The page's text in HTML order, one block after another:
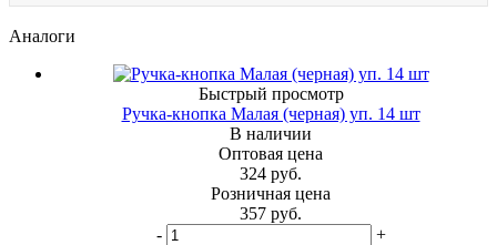
Аналоги
Быстрый просмотр
Ручка-кнопка Малая (черная) уп. 14 шт
В наличии
Оптовая цена
324 руб.
Розничная цена
357 руб.
-
+